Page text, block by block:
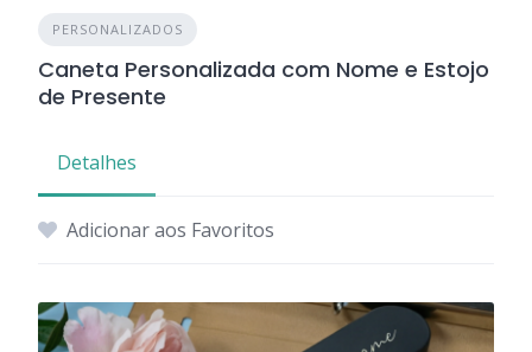
PERSONALIZADOS
Caneta Personalizada com Nome e Estojo
de Presente
Detalhes
Adicionar aos Favoritos